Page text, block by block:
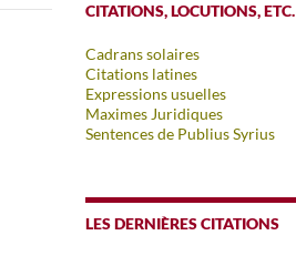
CITATIONS, LOCUTIONS, ETC.
Cadrans solaires
Citations latines
Expressions usuelles
Maximes Juridiques
Sentences de Publius Syrius
LES DERNIÈRES CITATIONS